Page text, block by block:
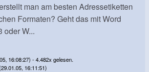
man am besten Adressetiketten
Formaten? Geht das mit Word
oder W...
16:08:27) - 4.482x gelesen.
16:11:51)